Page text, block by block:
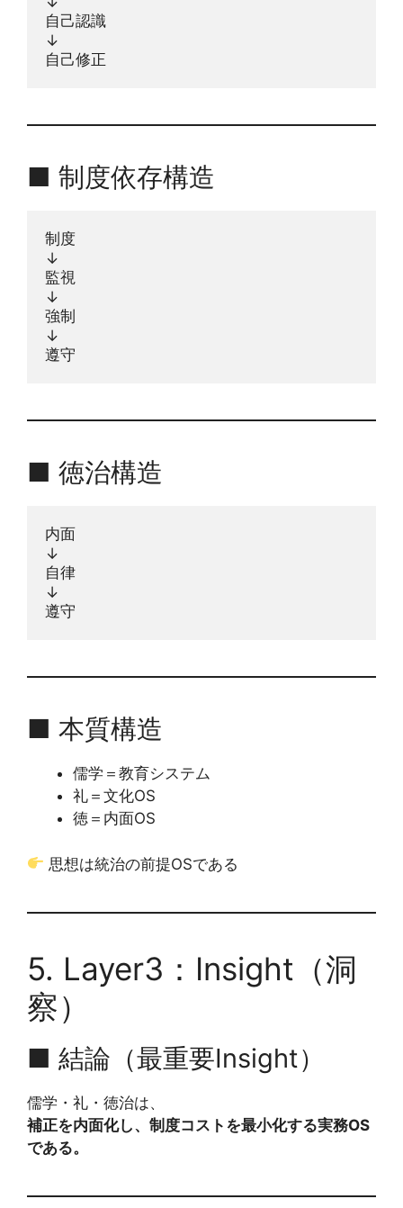
自己認識
↓
自己修正
■ 制度依存構造
制度
↓
監視
↓
強制
↓
遵守
■ 徳治構造
内面
↓
自律
↓
遵守
■ 本質構造
儒学＝教育システム
礼＝文化OS
徳＝内面OS
思想は統治の前提OSである
5. Layer3：Insight（洞
察）
■ 結論（最重要Insight）
儒学・礼・徳治は、
補正を内面化し、制度コストを最小化する実務OS
である。